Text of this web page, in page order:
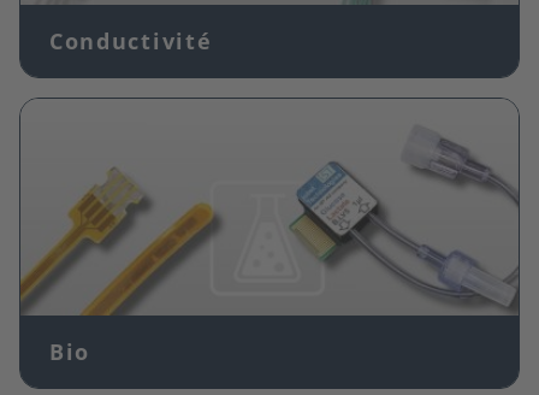
Conductivité
Bio